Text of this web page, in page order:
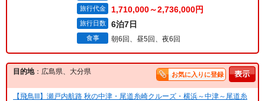
旅行代金 1,710,000～2,736,000円
旅行日数 6泊7日
食事 朝6回、昼5回、夜6回
目的地：広島県、大分県 お気に入りに登録
【飛鳥III】瀬戸内航路 秋の中津・尾道糸崎クルーズ・横浜～中津～尾道糸